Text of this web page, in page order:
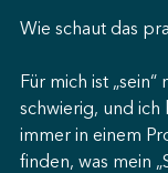
Wie schaut das
Für mich ist
schwierig, und ich
immer in einem
finden, was mein